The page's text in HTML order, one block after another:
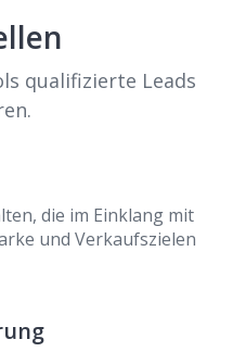
qualifizierte Leads
die im Einklang mit
und Verkaufszielen